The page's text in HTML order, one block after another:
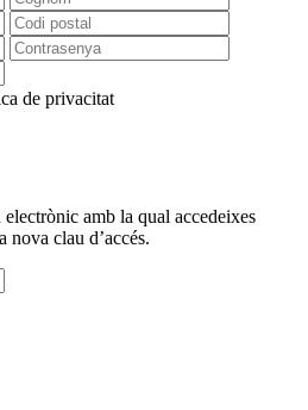
de privacitat
amb la qual accedeixes
nova clau d’accés.